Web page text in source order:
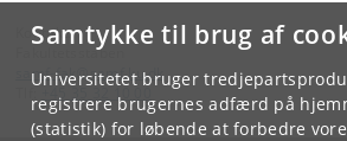
Samtykke til brug af
Universitetet bruger
registrere brugernes adfærd på
(statistik) for løbende at forbedre
Kontakt:
Fakultetsstaben
samf-fak @samf.ku.dk